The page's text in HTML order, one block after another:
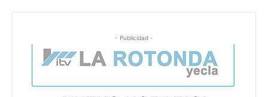
- Publicidad -